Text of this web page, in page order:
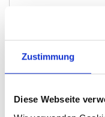
Zustimmung
Diese Webseite
180 m²